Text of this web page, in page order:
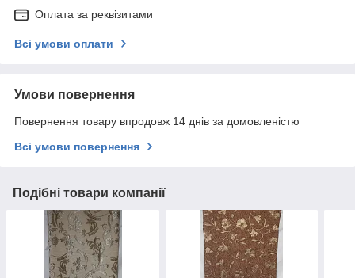
Оплата за реквізитами
Всі умови оплати
Умови повернення
Повернення товару впродовж 14 днів за домовленістю
Всі умови повернення
Подібні товари компанії